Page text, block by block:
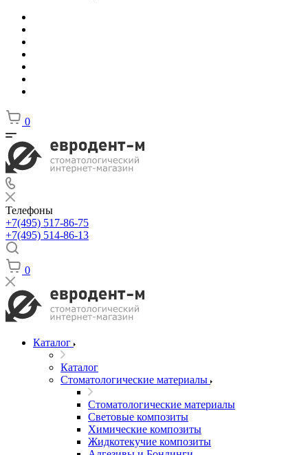
0
Телефоны
+7(495) 517-86-75
+7(495) 514-86-13
0
Каталог
Каталог
Стоматологические материалы
Стоматологические материалы
Световые композиты
Химические композиты
Жидкотекучие композиты